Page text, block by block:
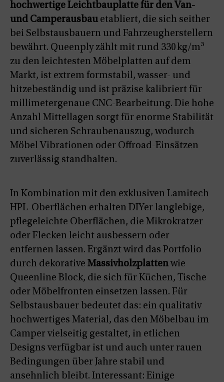
hochwertige Leichtbauplatte für den Van-
und Camperausbau etabliert, die sich seither
bei Selbstausbauern und Fahrzeugherstellern
bewährt. Queenply zählt mit rund 330 kg/m³
zu den leichtesten Möbelplatten auf dem
Markt, ist extrem formstabil, wasser- und
hitzebeständig und ist präzise kalibriert für
millimetergenaue CNC-Bearbeitung. Die hohe
Anzahl Mittellagen sorgt für enorme Stabilität
und sicheren Schraubenauszug, wodurch
Möbel Vibrationen oder Offroad-Einsätzen
zuverlässig standhalten.
In Kombination mit den exklusiven Lamitech-
HPL-Oberflächen erhalten DIYer langlebige,
pflegeleichte Oberflächen, die Mikrokratzer
oder Flecken leicht ausbessern oder
entfernen lassen. Ergänzt wird das Portfolio
durch dekorative Massivholzplatten wie
Queenline Block, die sich für Küchen, Tische
oder Möbelfronten einsetzen lassen. Für
Selbstausbauer bedeutet das: ein qualitativ
hochwertiges Material, das den Möbelbau im
Camper vielseitig gestaltet, in etlichen
Designs verfügbar ist und auch unter rauen
Bedingungen über Jahre stabil und
ansehnlich bleibt. Interessant: Einige